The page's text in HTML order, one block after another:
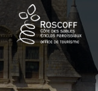
Cookies